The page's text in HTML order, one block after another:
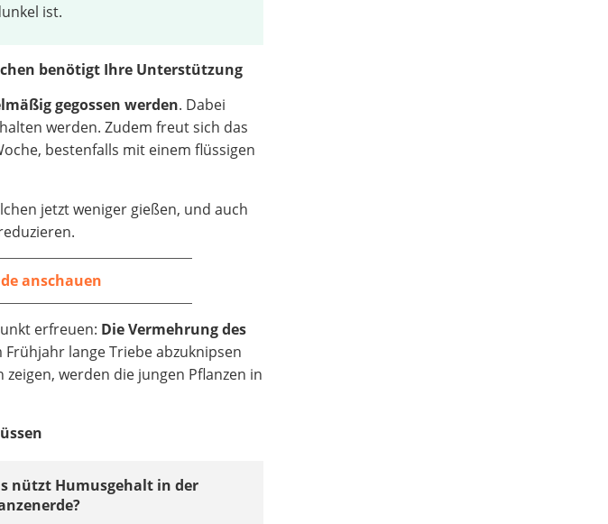
ist.
benötigt Ihre Unterstützung
gegossen werden. Dabei
werden. Zudem freut sich das
bestenfalls mit einem flüssigen
jetzt weniger gießen, und auch
anschauen
erfreuen: Die Vermehrung des
lange Triebe abzuknipsen
werden die jungen Pflanzen in
nützt Humusgehalt in der